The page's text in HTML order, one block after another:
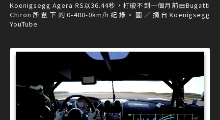
Koenigsegg Agera RS以36.44秒，打破不到一個月前由Bugatti
Chiron所創下的0-400-0km/h紀錄。圖／摘自Koenigsegg
YouTube